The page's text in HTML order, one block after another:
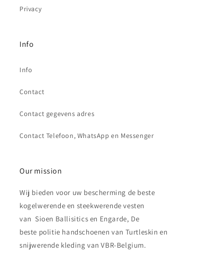
Privacy
Info
Info
Contact
Contact gegevens adres
Contact Telefoon, WhatsApp en Messenger
Our mission
Wij bieden voor uw bescherming de beste
kogelwerende en steekwerende vesten
van Sioen Ballisitics en Engarde, De
beste politie handschoenen van Turtleskin en
snijwerende kleding van VBR-Belgium.